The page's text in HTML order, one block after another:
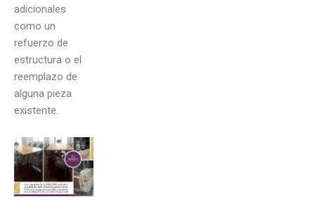
adicionales
como un
refuerzo de
estructura o el
reemplazo de
alguna pieza
existente.